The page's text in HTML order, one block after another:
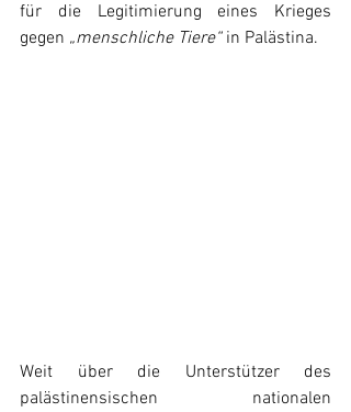
für die Legitimierung eines Krieges
gegen „menschliche Tiere“ in Palästina.
Weit über die Unterstützer des
palästinensischen nationalen